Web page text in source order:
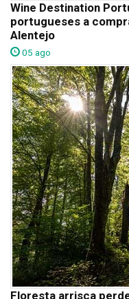
Wine Destination
portugueses a
Alentejo
05 ago
Floresta arrisca